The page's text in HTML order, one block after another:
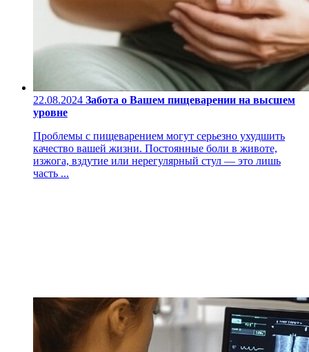
22.08.2024 Забота о Вашем пищеварении на высшем
уровне
Проблемы с пищеварением могут серьезно ухудшить
качество вашей жизни. Постоянные боли в животе,
изжога, вздутие или нерегулярный стул — это лишь
часть ...